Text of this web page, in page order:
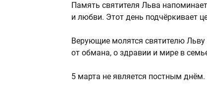
Память святителя Льва
и любви. Этот день подчёркивает
Верующие молятся святителю
от обмана, о здравии и мире в
5 марта не является постным